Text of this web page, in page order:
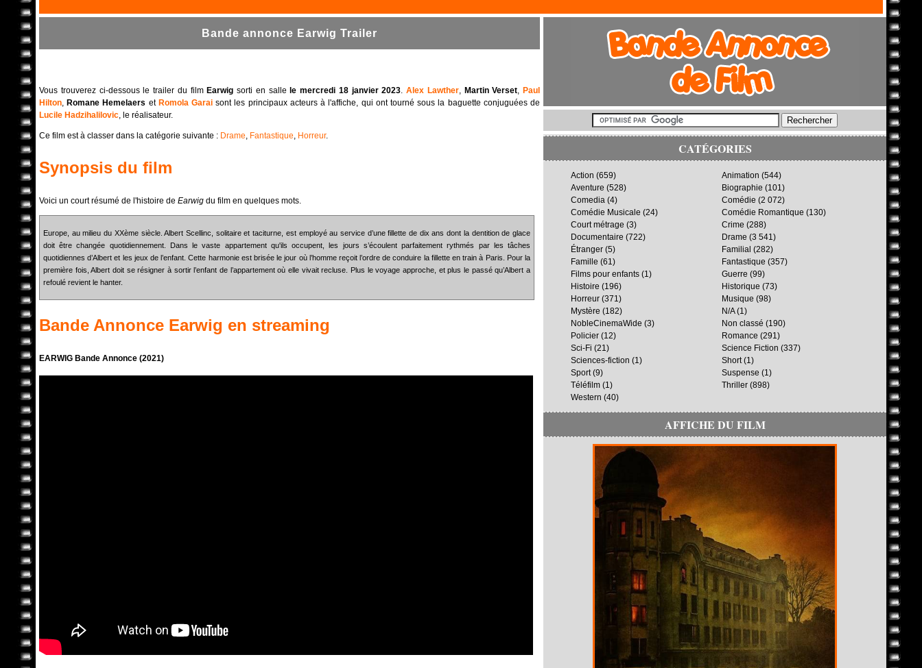
Bande annonce Earwig Trailer
Vous trouverez ci-dessous le trailer du film Earwig sorti en salle le mercredi 18 janvier 2023. Alex Lawther, Martin Verset, Paul
Hilton, Romane Hemelaers et Romola Garai sont les principaux acteurs à l'affiche, qui ont tourné sous la baguette conjuguées de
Lucile Hadzihalilovic, le réalisateur.
Ce film est à classer dans la catégorie suivante : Drame, Fantastique, Horreur.
Synopsis du film
Voici un court résumé de l'histoire de Earwig du film en quelques mots.
Europe, au milieu du XXème siècle. Albert Scellinc, solitaire et taciturne, est employé au service d’une fillette de dix ans dont la dentition de glace
doit être changée quotidiennement. Dans le vaste appartement qu'ils occupent, les jours s’écoulent parfaitement rythmés par les tâches
quotidiennes d’Albert et les jeux de l’enfant. Cette harmonie est brisée le jour où l’homme reçoit l’ordre de conduire la fillette en train à Paris. Pour la
première fois, Albert doit se résigner à sortir l’enfant de l’appartement où elle vivait recluse. Plus le voyage approche, et plus le passé qu’Albert a
refoulé revient le hanter.
Bande Annonce Earwig en streaming
EARWIG Bande Annonce (2021)
CATÉGORIES
Action (659) Animation (544)
Aventure (528) Biographie (101)
Comedia (4) Comédie (2 072)
Comédie Musicale (24) Comédie Romantique (130)
Court métrage (3) Crime (288)
Documentaire (722) Drame (3 541)
Étranger (5) Familial (282)
Famille (61) Fantastique (357)
Films pour enfants (1) Guerre (99)
Histoire (196) Historique (73)
Horreur (371) Musique (98)
Mystère (182) N/A(1)
NobleCinemaWide (3) Non classé (190)
Policier (12) Romance (291)
Sci-Fi (21) Science Fiction (337)
Sciences-fiction (1) Short(1)
Sport(9) Suspense (1)
Téléfilm (1) Thriller (898)
Western (40)
AFFICHE DU FILM